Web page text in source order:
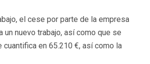
el cese por parte de la empresa
nuevo trabajo, así como que se
en 65.210 €, así como la